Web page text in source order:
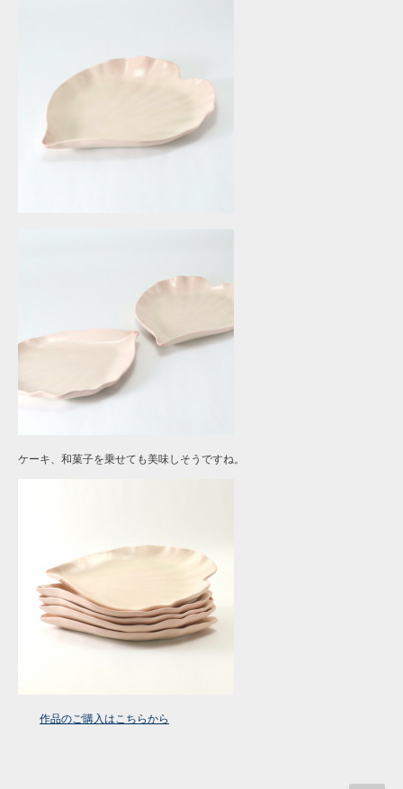
ケーキ、和菓子を乗せても美味しそうですね。
作品のご購入はこちらから